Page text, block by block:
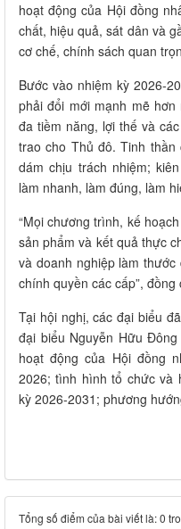
hoạt động của Hội đồng
chất, hiệu quả, sát dân và
cơ chế, chính sách quan
Bước vào nhiệm kỳ 2026-
phải đổi mới mạnh mẽ
đa tiềm năng, lợi thế và
trao cho Thủ đô. Tinh
dám chịu trách nhiệm;
làm nhanh, làm đúng, làm
“Mọi chương trình, kế
sản phẩm và kết quả thực
và doanh nghiệp làm
chính quyền các cấp”,
Tại hội nghị, ​các đại biểu
đại biểu Nguyễn Hữu
hoạt động của Hội đồng
2026; tình hình tổ chức và
kỳ 2026-2031; phương
Tổng số điểm của bài viết là: 0